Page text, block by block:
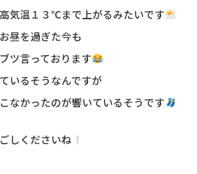
気温１３℃まで上がるみたいです
昼を過ぎた今も
ツ言っております
いるそうなんですが
なかったのが響いているそうです
しくださいね